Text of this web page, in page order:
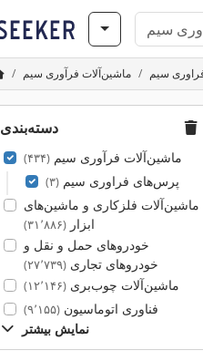
ماشین‌آلات فرآوری سیم سیم
دسته‌بندی
ماشین‌آلات فرآوری سیم(۴۳۴)
پرس‌های فراوری سیم(۳)
ماشین‌آلات فلزکاری و ماشین‌های
ابزار(۳۱٬۸۸۶)
خودروهای حمل و نقل و
خودروهای تجاری(۲۷٬۷۳۹)
ماشین‌آلات چوب‌بری(۱۲٬۱۴۶)
فناوری اتوماسیون(۹٬۱۵۵)
نمایش بیشتر